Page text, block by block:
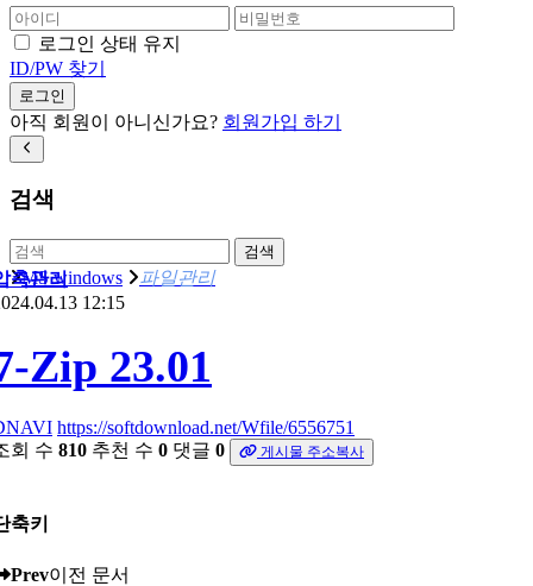
로그인 상태 유지
ID/PW 찾기
로그인
아직 회원이 아니신가요? 회원가입 하기
검색
검색
MS windows 파일관리
축관리
12:15
Zip 23.01
https://softdownload.net/Wfile/6556751
회 수 810 추천 수 0 댓글 0 게시물 주소복사
축키
Prev이전 문서